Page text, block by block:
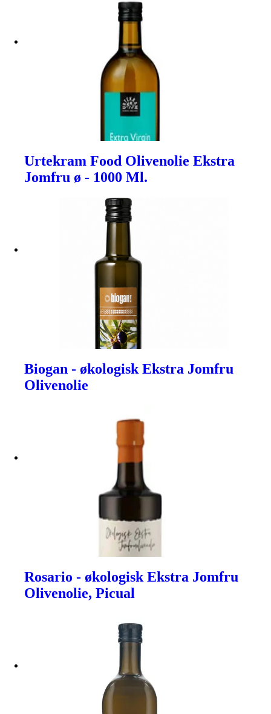
Urtekram Food Olivenolie Ekstra
Jomfru ø - 1000 Ml.
Biogan - økologisk Ekstra Jomfru
Olivenolie
Rosario - økologisk Ekstra Jomfru
Olivenolie, Picual